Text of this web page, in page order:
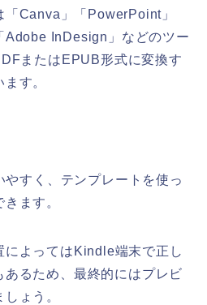
「Canva」「PowerPoint」
Adobe InDesign」などのツー
またはEPUB形式に変換す
す。
すく、テンプレートを使っ
ます。
によってはKindle端末で正し
あるため、最終的にはプレビ
ょう。